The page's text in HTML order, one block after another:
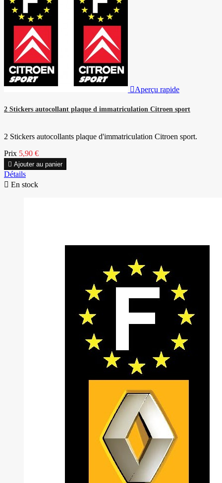
Aperçu rapide
2 Stickers autocollant plaque d immatriculation Citroen sport
2 Stickers autocollants plaque d'immatriculation Citroen sport.
Prix 5,90 €
 Ajouter au panier
Détails
 En stock